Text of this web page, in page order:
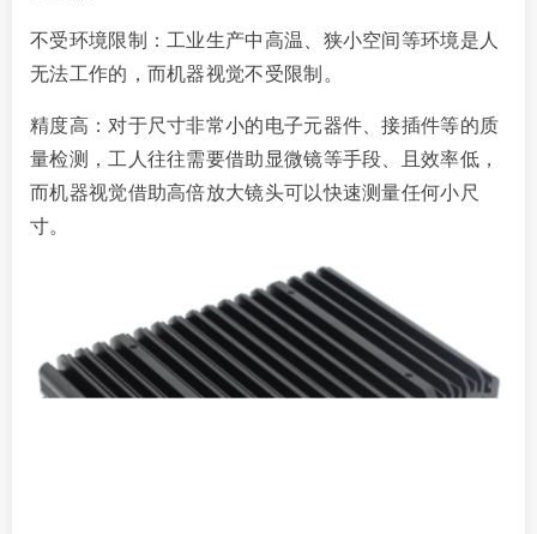
不受环境限制：工业生产中高温、狭小空间等环境是人
无法工作的，而机器视觉不受限制。
精度高：对于尺寸非常小的电子元器件、接插件等的质
量检测，工人往往需要借助显微镜等手段、且效率低，
而机器视觉借助高倍放大镜头可以快速测量任何小尺
寸。